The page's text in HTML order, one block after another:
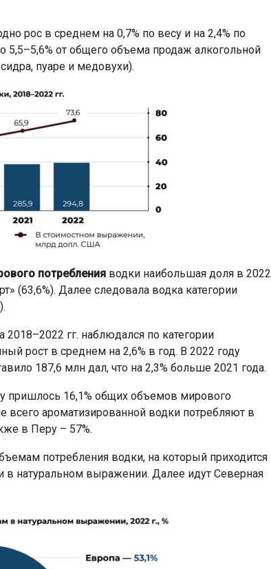
рос в среднем на 0,7% по весу и на 2,4% по
5,5–5,6% от общего объема продаж алкогольной
пуаре и медовухи).
потребления водки наибольшая доля в 2022
(63,6%). Далее следовала водка категории
гг. наблюдался по категории
рост в среднем на 2,6% в год. В 2022 году
187,6 млн дал, что на 2,3% больше 2021 года.
пришлось 16,1% общих объемов мирового
всего ароматизированной водки потребляют в
в Перу – 57%.
потребления водки, на который приходится
в натуральном выражении. Далее идут Северная